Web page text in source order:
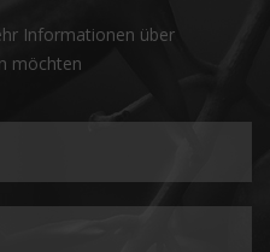
Informationen über
möchten